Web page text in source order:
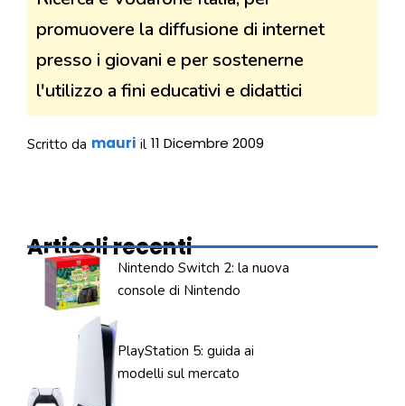
promuovere la diffusione di internet
presso i giovani e per sostenerne
l'utilizzo a fini educativi e didattici
Scritto da mauri il 11 Dicembre 2009
Articoli recenti
Nintendo Switch 2: la nuova
console di Nintendo
PlayStation 5: guida ai
modelli sul mercato